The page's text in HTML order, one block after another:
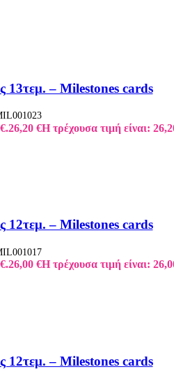
13τεμ. – Milestones cards
26,20 €Η τρέχουσα τιμή είναι:
12τεμ. – Milestones cards
26,00 €Η τρέχουσα τιμή είναι:
12τεμ. – Milestones cards